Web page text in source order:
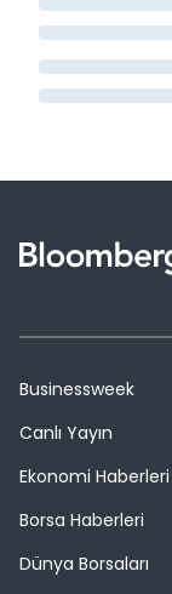
Businessweek
Canlı Yayın
Ekonomi Haberleri
Borsa Haberleri
Dünya Borsaları